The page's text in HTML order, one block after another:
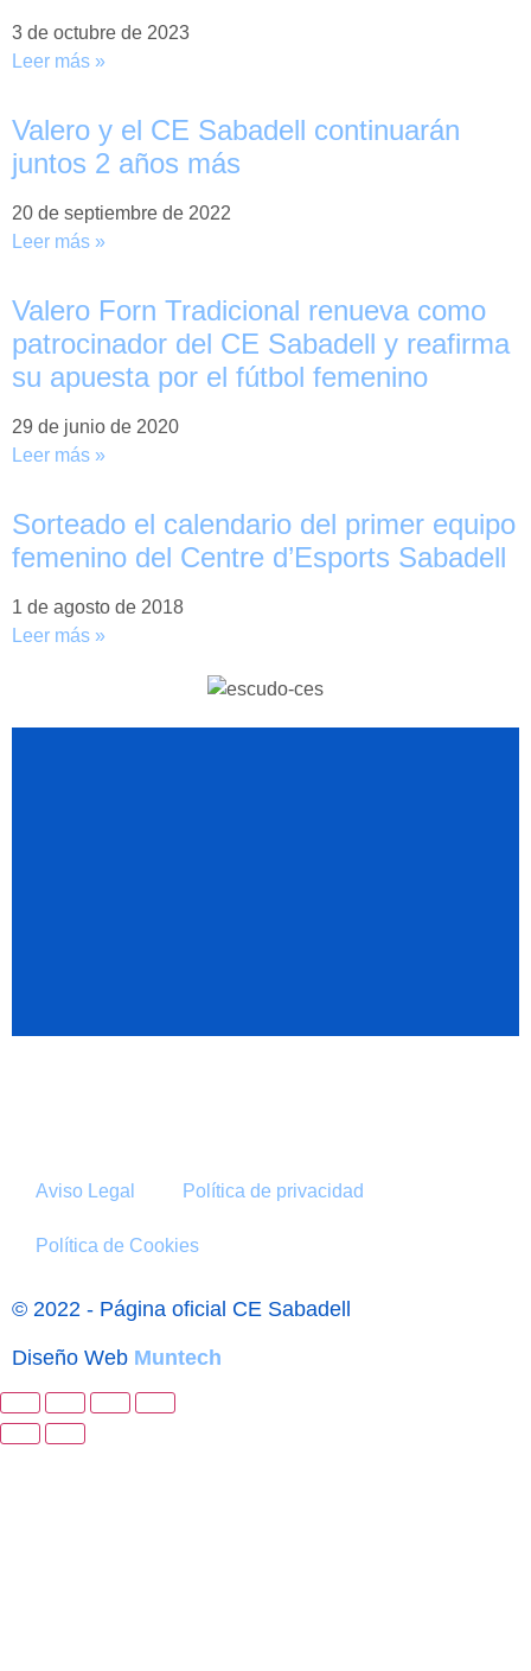
3 de octubre de 2023
Leer más »
Valero y el CE Sabadell continuarán
juntos 2 años más
20 de septiembre de 2022
Leer más »
Valero Forn Tradicional renueva como
patrocinador del CE Sabadell y reafirma
su apuesta por el fútbol femenino
29 de junio de 2020
Leer más »
Sorteado el calendario del primer equipo
femenino del Centre d’Esports Sabadell
1 de agosto de 2018
Leer más »
Aviso Legal Política de privacidad
Política de Cookies
© 2022 - Página oficial CE Sabadell
Diseño Web Muntech